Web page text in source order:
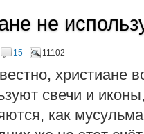
не
15 11102
христиане
свечи и
как